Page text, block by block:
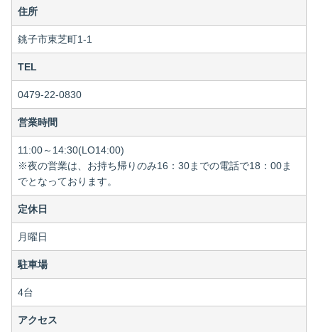
住所
銚子市東芝町1-1
TEL
0479-22-0830
営業時間
11:00～14:30(LO14:00)
※夜の営業は、お持ち帰りのみ16：30までの電話で18：00ま
でとなっております。
定休日
月曜日
駐車場
4台
アクセス